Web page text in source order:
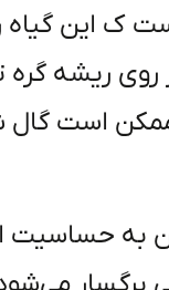
ک این گیاه
ریشه
است گال
به حساسیت